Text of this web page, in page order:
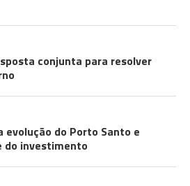
conjunta para resolver
evolução do Porto Santo e
do investimento